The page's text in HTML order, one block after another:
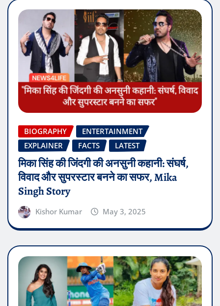
BIOGRAPHY
ENTERTAINMENT
EXPLAINER
FACTS LATEST
मिका सिंह की जिंदगी की अनसुनी कहानी: संघर्ष,
विवाद और सुपरस्टार बनने का सफर, Mika
Singh Story
Kishor Kumar May 3, 2025